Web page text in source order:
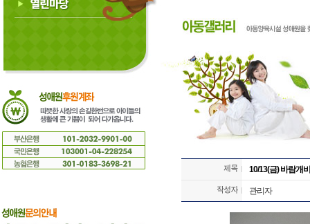
10/13(금) 바람개
관리자